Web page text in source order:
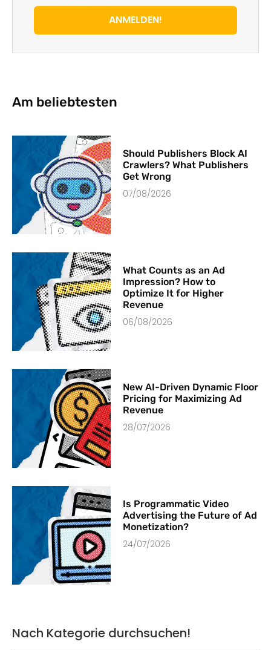
ANMELDEN!
Am beliebtesten
Should Publishers Block AI
Crawlers? What Publishers
Get Wrong
07/08/2026
What Counts as an Ad
Impression? How to
Optimize It for Higher
Revenue
06/08/2026
New AI-Driven Dynamic Floor
Pricing for Maximizing Ad
Revenue
28/07/2026
Is Programmatic Video
Advertising the Future of Ad
Monetization?
24/07/2026
Nach Kategorie durchsuchen!